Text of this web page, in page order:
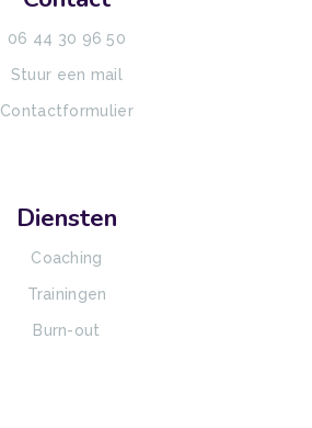
06 44 30 96 50
Stuur een mail
Contactformulier
Diensten
Coaching
Trainingen
Burn-out